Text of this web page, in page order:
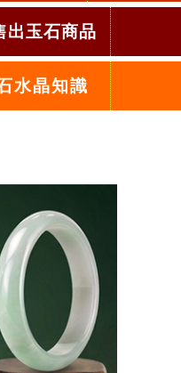
出玉石商品
水晶知識